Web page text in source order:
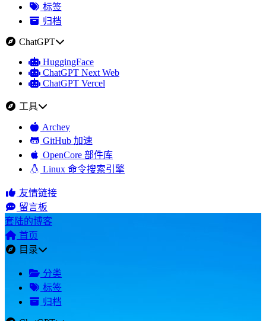
标签
归档
ChatGPT
HuggingFace
ChatGPT Next Web
ChatGPT Vercel
工具
Archey
GitHub 加速
OpenCore 部件库
Linux 命令搜索引擎
友情链接
留言板
套陆的博客
首页
目录
分类
标签
归档